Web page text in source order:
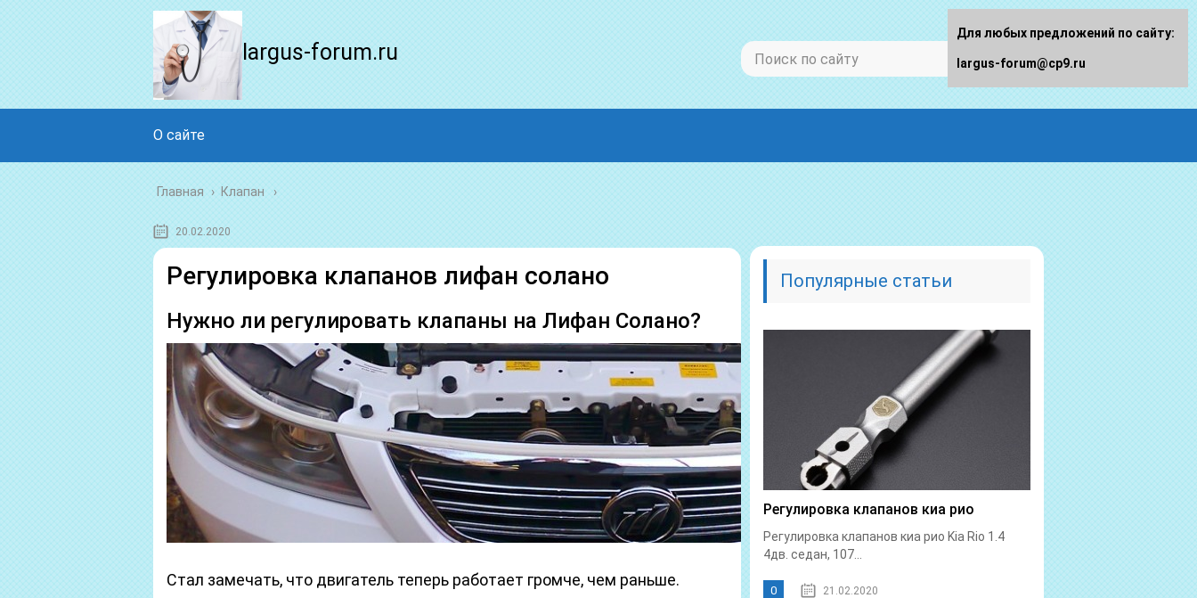
largus-forum.ru
О сайте
Главная › Клапан
20.02.2020
Регулировка клапанов лифан солано
Нужно ли регулировать клапаны на Лифан Солано?
Стал замечать, что двигатель теперь работает громче, чем раньше.
Популярные статьи
Регулировка клапанов киа рио
Регулировка клапанов киа рио Kia Rio 1.4
4дв. седан, 107...
0 21.02.2020
Для любых предложений по сайту:
largus-forum@cp9.ru